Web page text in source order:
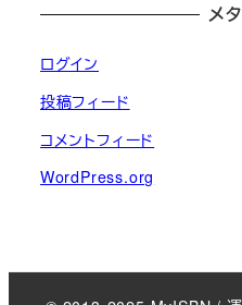
メ
ログイン
投稿フィード
コメントフィード
WordPress.org